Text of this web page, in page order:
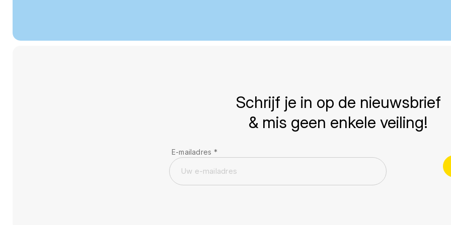
Schrijf je in op de nieuwsbrief
& mis geen enkele veiling!
E-mailadres *